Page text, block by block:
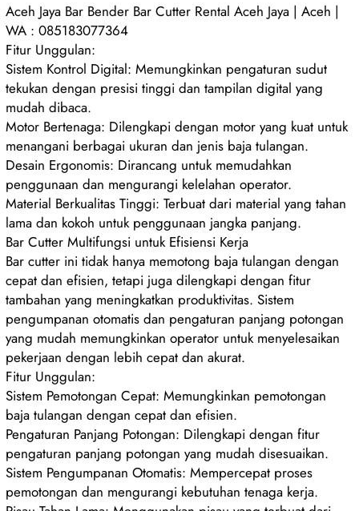
Aceh Jaya Bar Bender Bar Cutter Rental Aceh Jaya | Aceh |
WA : 085183077364
Fitur Unggulan:
Sistem Kontrol Digital: Memungkinkan pengaturan sudut
tekukan dengan presisi tinggi dan tampilan digital yang
mudah dibaca.
Motor Bertenaga: Dilengkapi dengan motor yang kuat untuk
menangani berbagai ukuran dan jenis baja tulangan.
Desain Ergonomis: Dirancang untuk memudahkan
penggunaan dan mengurangi kelelahan operator.
Material Berkualitas Tinggi: Terbuat dari material yang tahan
lama dan kokoh untuk penggunaan jangka panjang.
Bar Cutter Multifungsi untuk Efisiensi Kerja
Bar cutter ini tidak hanya memotong baja tulangan dengan
cepat dan efisien, tetapi juga dilengkapi dengan fitur
tambahan yang meningkatkan produktivitas. Sistem
pengumpanan otomatis dan pengaturan panjang potongan
yang mudah memungkinkan operator untuk menyelesaikan
pekerjaan dengan lebih cepat dan akurat.
Fitur Unggulan:
Sistem Pemotongan Cepat: Memungkinkan pemotongan
baja tulangan dengan cepat dan efisien.
Pengaturan Panjang Potongan: Dilengkapi dengan fitur
pengaturan panjang potongan yang mudah disesuaikan.
Sistem Pengumpanan Otomatis: Mempercepat proses
pemotongan dan mengurangi kebutuhan tenaga kerja.